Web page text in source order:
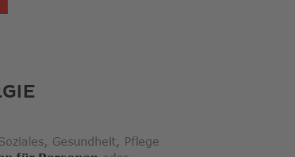
Gesundheit, Pflege